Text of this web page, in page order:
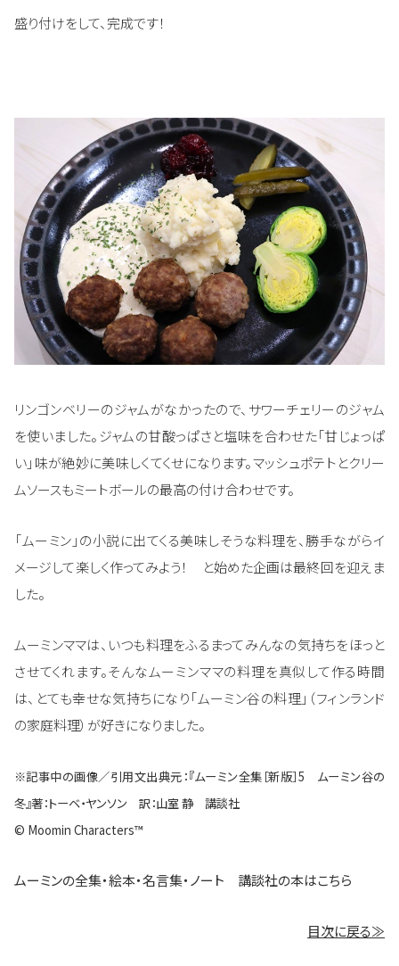
盛り付けをして、完成です！
リンゴンベリーのジャムがなかったので、サワーチェリーのジャム
を使いました。ジャムの甘酸っぱさと塩味を合わせた「甘じょっぱ
い」味が絶妙に美味しくてくせになります。マッシュポテトとクリー
ムソースもミートボールの最高の付け合わせです。
「ムーミン」の小説に出てくる美味しそうな料理を、勝手ながらイ
メージして楽しく作ってみよう！ と始めた企画は最終回を迎えま
した。
ムーミンママは、いつも料理をふるまってみんなの気持ちをほっと
させてくれます。そんなムーミンママの料理を真似して作る時間
は、とても幸せな気持ちになり「ムーミン谷の料理」（フィンランド
の家庭料理）が好きになりました。
※記事中の画像／引用文出典元：『ムーミン全集［新版］5 ムーミン谷の
冬』著：トーベ・ヤンソン 訳：山室 静 講談社
© Moomin Characters™
ムーミンの全集・絵本・名言集・ノート 講談社の本はこちら
目次に戻る≫